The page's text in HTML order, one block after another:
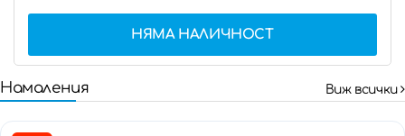
НЯМА НАЛИЧНОСТ
Намаления Виж всички